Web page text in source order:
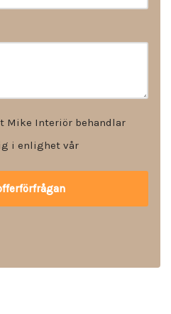
Mike Interiör behandlar
i enlighet vår